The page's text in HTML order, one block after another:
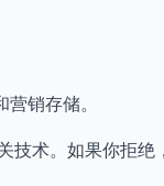
销存储。
术。如果你拒